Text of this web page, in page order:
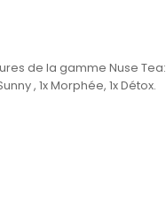
de la gamme Nuse Tea:
, 1x Morphée, 1x Détox.